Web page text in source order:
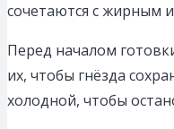
сочетаются с жирным
Перед началом
их, чтобы гнёзда
холодной, чтобы